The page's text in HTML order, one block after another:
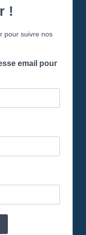
!
pour suivre nos
email pour